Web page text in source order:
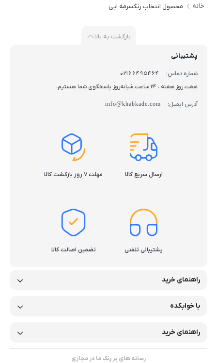
خانه محصول انتخاب رنگسرمه ایی
بازگشت به بالا
پشتیبانی
شماره تماس:
02166495464
هفت روز هفته ، 24 ساعت شبانه‌روز پاسخگوی شما هستیم.
آدرس ایمیل: info@khabkade.com
ارسال سریع کالا مهلت ۷ روز بازگشت کالا
پشتیبانی تلفنی تضمین اصالت کالا
راهنمای خرید
با خوابکده
راهنمای خرید
رسانه های پر رنگ ما در مجازی